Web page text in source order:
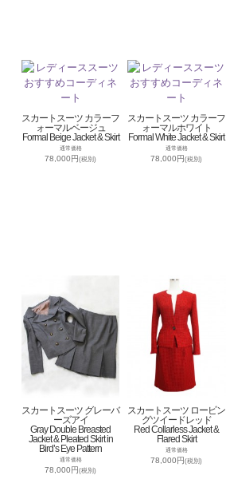
スカートスーツ カラーフ
ォーマルベージュ
Formal Beige Jacket & Skirt
通常価格
78,000円(税別)
スカートスーツ カラーフ
ォーマルホワイト
Formal White Jacket & Skirt
通常価格
78,000円(税別)
スカートスーツ グレーバ
ーズアイ
Gray Double Breasted
Jacket & Pleated Skirt in
Bird’s Eye Pattern
通常価格
78,000円(税別)
スカートスーツ ロービン
グツイードレッド
Red Collarless Jacket &
Flared Skirt
通常価格
78,000円(税別)